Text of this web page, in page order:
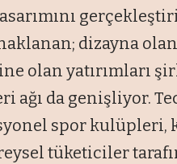
dizayna
olan yatırımları
ağı da genişliyor.
spor kulüpleri,
tüketiciler